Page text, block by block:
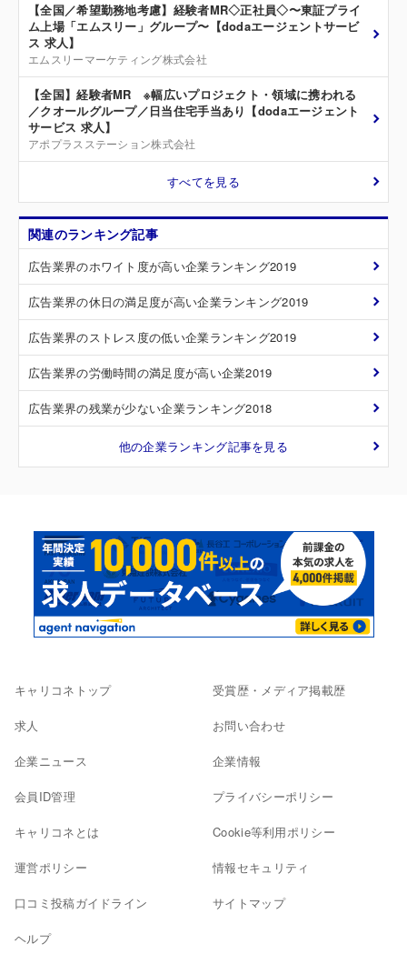
【全国／希望勤務地考慮】経験者MR◇正社員◇〜東証プライ
ム上場「エムスリー」グループ〜【dodaエージェントサービ
ス 求人】
エムスリーマーケティング株式会社
【全国】経験者MR ※幅広いプロジェクト・領域に携われる
／クオールグループ／日当住宅手当あり【dodaエージェント
サービス 求人】
アポプラスステーション株式会社
すべてを見る
関連のランキング記事
広告業界のホワイト度が高い企業ランキング2019
広告業界の休日の満足度が高い企業ランキング2019
広告業界のストレス度の低い企業ランキング2019
広告業界の労働時間の満足度が高い企業2019
広告業界の残業が少ない企業ランキング2018
他の企業ランキング記事を見る
キャリコネトップ
求人
企業ニュース
会員ID管理
キャリコネとは
運営ポリシー
口コミ投稿ガイドライン
ヘルプ
受賞歴・メディア掲載歴
お問い合わせ
企業情報
プライバシーポリシー
Cookie等利用ポリシー
情報セキュリティ
サイトマップ